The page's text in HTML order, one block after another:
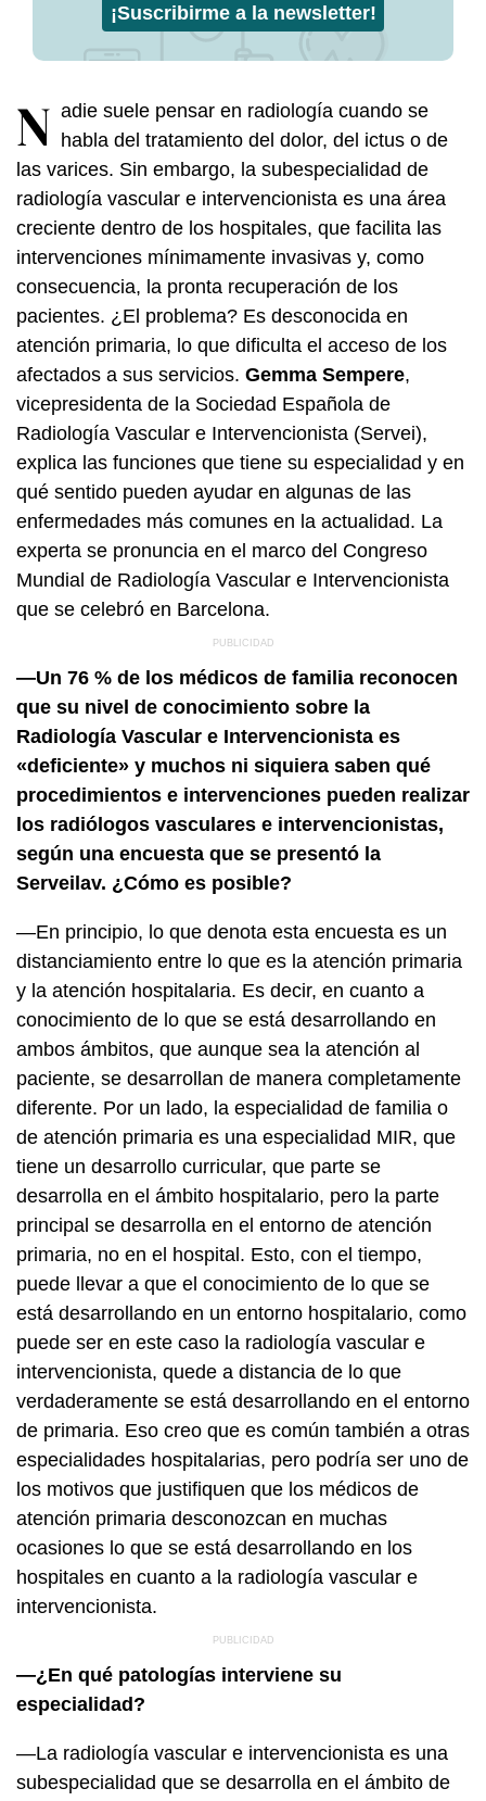
¡Suscribirme a la newsletter!
N adie suele pensar en radiología cuando se
habla del tratamiento del dolor, del ictus o de
las varices. Sin embargo, la subespecialidad de
radiología vascular e intervencionista es una área
creciente dentro de los hospitales, que facilita las
intervenciones mínimamente invasivas y, como
consecuencia, la pronta recuperación de los
pacientes. ¿El problema? Es desconocida en
atención primaria, lo que dificulta el acceso de los
afectados a sus servicios. Gemma Sempere,
vicepresidenta de la Sociedad Española de
Radiología Vascular e Intervencionista (Servei),
explica las funciones que tiene su especialidad y en
qué sentido pueden ayudar en algunas de las
enfermedades más comunes en la actualidad. La
experta se pronuncia en el marco del Congreso
Mundial de Radiología Vascular e Intervencionista
que se celebró en Barcelona.
—Un 76 % de los médicos de familia reconocen
que su nivel de conocimiento sobre la
Radiología Vascular e Intervencionista es
«deficiente» y muchos ni siquiera saben qué
procedimientos e intervenciones pueden realizar
los radiólogos vasculares e intervencionistas,
según una encuesta que se presentó la
Serveilav. ¿Cómo es posible?
—En principio, lo que denota esta encuesta es un
distanciamiento entre lo que es la atención primaria
y la atención hospitalaria. Es decir, en cuanto a
conocimiento de lo que se está desarrollando en
ambos ámbitos, que aunque sea la atención al
paciente, se desarrollan de manera completamente
diferente. Por un lado, la especialidad de familia o
de atención primaria es una especialidad MIR, que
tiene un desarrollo curricular, que parte se
desarrolla en el ámbito hospitalario, pero la parte
principal se desarrolla en el entorno de atención
primaria, no en el hospital. Esto, con el tiempo,
puede llevar a que el conocimiento de lo que se
está desarrollando en un entorno hospitalario, como
puede ser en este caso la radiología vascular e
intervencionista, quede a distancia de lo que
verdaderamente se está desarrollando en el entorno
de primaria. Eso creo que es común también a otras
especialidades hospitalarias, pero podría ser uno de
los motivos que justifiquen que los médicos de
atención primaria desconozcan en muchas
ocasiones lo que se está desarrollando en los
hospitales en cuanto a la radiología vascular e
intervencionista.
—¿En qué patologías interviene su
especialidad?
—La radiología vascular e intervencionista es una
subespecialidad que se desarrolla en el ámbito de